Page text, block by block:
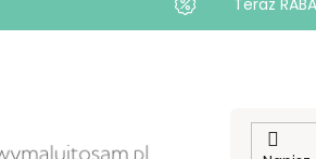
Teraz